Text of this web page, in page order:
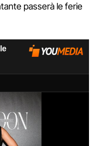
passerà le ferie